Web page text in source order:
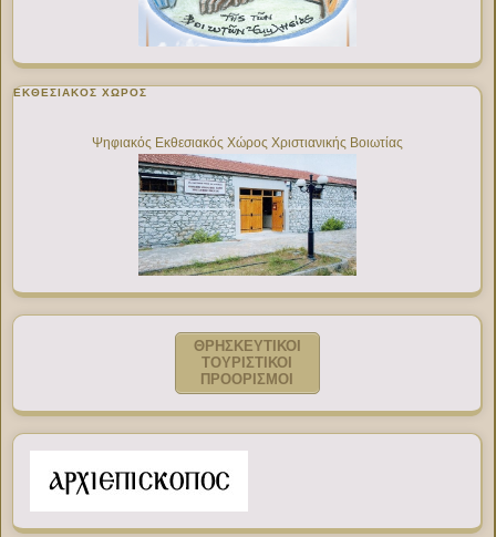
ΕΚΘΕΣΙΑΚΌΣ ΧΏΡΟΣ
Ψηφιακός Εκθεσιακός Χώρος Χριστιανικής Βοιωτίας
ΘΡΗΣΚΕΥΤΙΚΟΙ
ΤΟΥΡΙΣΤΙΚΟΙ
ΠΡΟΟΡΙΣΜΟΙ